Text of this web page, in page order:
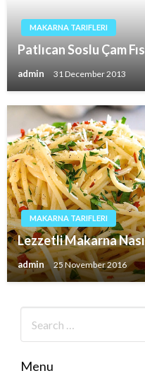
MAKARNA TARIFLERI
Patlıcan Soslu Çam
admin 31 December 2013
MAKARNA TARIFLERI
Lezzetli Makarna
admin 25 November 2016
Menu